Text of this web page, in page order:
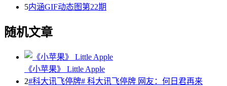
5内涵GIF动态图第22期
随机文章
《小苹果》 Little Apple
2#科大讯飞停牌# 科大讯飞停牌 网友：何日君再来